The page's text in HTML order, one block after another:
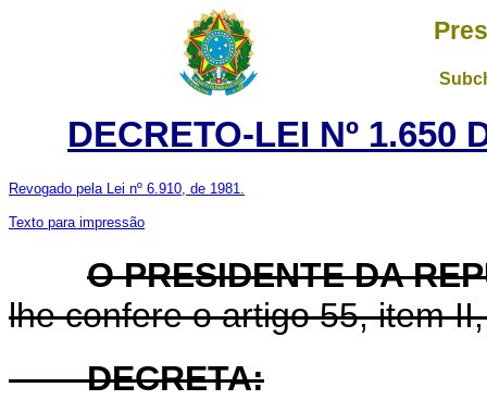
DECRETO-LEI Nº 1.650
Revogado pela Lei nº 6.910, de 1981.
Texto para impressão
O PRESIDENTE DA
lhe confere o artigo 55, item
DECRETA: